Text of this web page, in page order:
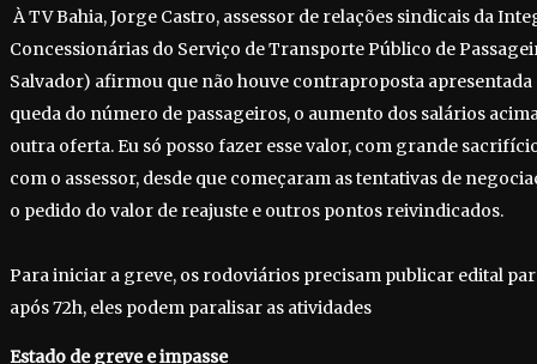
À TV Bahia, Jorge Castro, assessor de relações sindicais da
Concessionárias do Serviço de Transporte Público de
Salvador) afirmou que não houve contraproposta apresentada
queda do número de passageiros, o aumento dos salários
outra oferta. Eu só posso fazer esse valor, com grande
com o assessor, desde que começaram as tentativas de
o pedido do valor de reajuste e outros pontos reivindicados.
Para iniciar a greve, os rodoviários precisam publicar edital
após 72h, eles podem paralisar as atividades
Estado de greve e impasse